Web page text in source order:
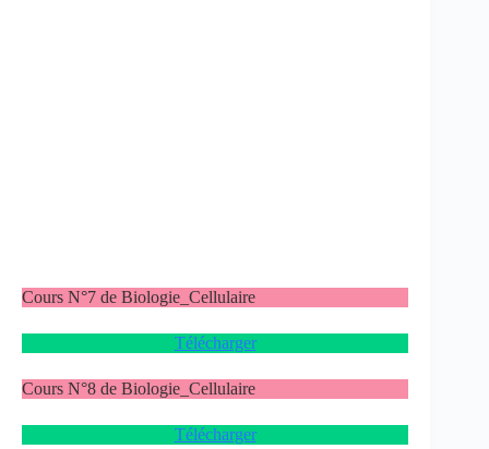
Cours N°7 de Biologie_Cellulaire
Télécharger
Cours N°8 de Biologie_Cellulaire
Télécharger